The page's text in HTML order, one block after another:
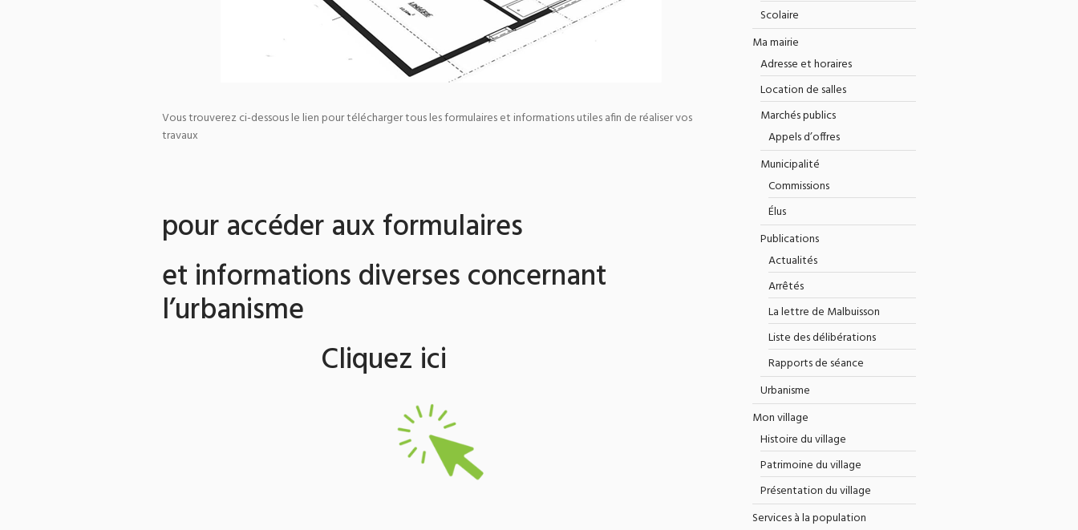
Vous trouverez ci-dessous le lien pour télécharger tous les formulaires et informations utiles afin de réaliser vos
travaux
pour accéder aux formulaires
et informations diverses concernant
l’urbanisme
Cliquez ici
Scolaire
Ma mairie
Adresse et horaires
Location de salles
Marchés publics
Appels d’offres
Municipalité
Commissions
Élus
Publications
Actualités
Arrêtés
La lettre de Malbuisson
Liste des délibérations
Rapports de séance
Urbanisme
Mon village
Histoire du village
Patrimoine du village
Présentation du village
Services à la population